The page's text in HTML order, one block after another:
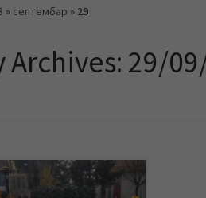
» септембар » 29
Archives: 29/
радови ЈКП „Водовод и